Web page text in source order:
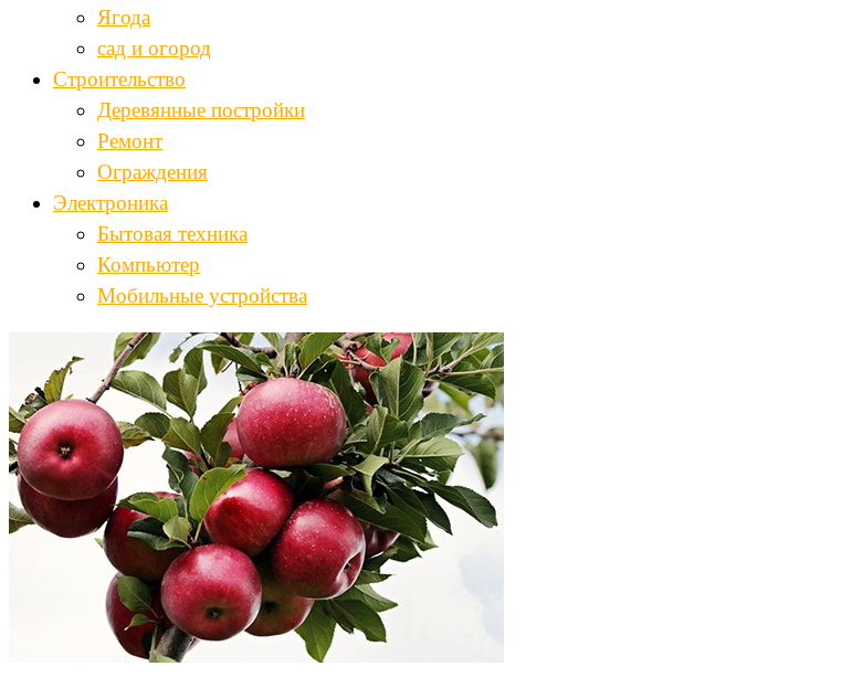
Ягода
сад и огород
Строительство
Деревянные постройки
Ремонт
Ограждения
Электроника
Бытовая техника
Компьютер
Мобильные устройства